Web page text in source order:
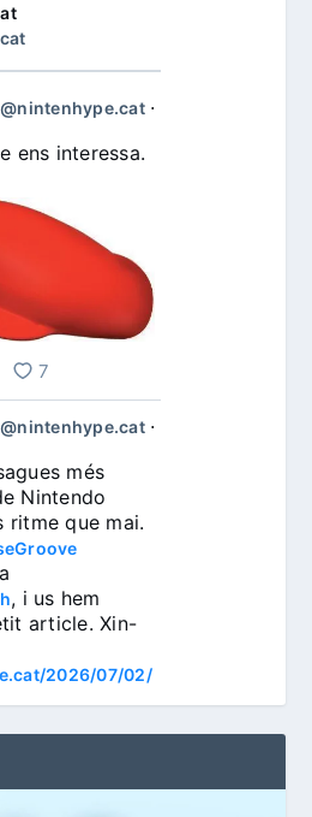
@nintenhype.cat⋅
ens interessa.
7
@nintenhype.cat⋅
més
Nintendo
, i us hem
article. Xin-
2026/07/02/